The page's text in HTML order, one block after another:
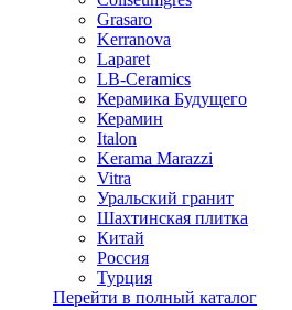
Grasaro
Kerranova
Laparet
LB-Ceramics
Керамика Будущего
Керамин
Italon
Kerama Marazzi
Vitra
Уральский гранит
Шахтинская плитка
Китай
Россия
Турция
Перейти в полный каталог